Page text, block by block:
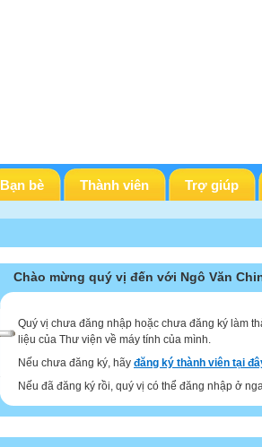
Bạn bè Thành viên Trợ giúp
Chào mừng quý vị đến với Ngô Văn
Quý vị chưa đăng nhập hoặc chưa đăng ký làm
liệu của Thư viện về máy tính của mình.
Nếu chưa đăng ký, hãy đăng ký thành viên tại
Nếu đã đăng ký rồi, quý vị có thể đăng nhập ở